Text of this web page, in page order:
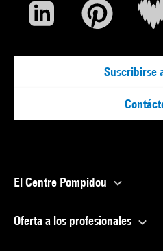
Suscribirse
El Centre Pompidou
Oferta a los profesionales